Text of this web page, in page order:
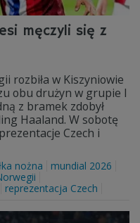
męczyli się z
rozbiła w Kiszyniowie
obu drużyn w grupie I
z bramek zdobył
Haaland. W sobotę
Czech i
nożna
mundial 2026
reprezentacja Czech